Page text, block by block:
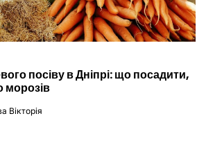
посіву в Дніпрі: що посадити,
морозів
Вікторія